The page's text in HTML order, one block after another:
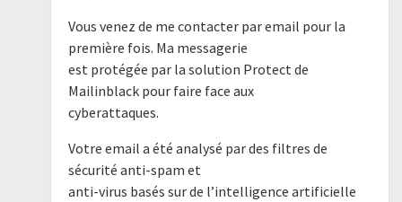
Vous venez de me contacter par email pour la
première fois. Ma messagerie
est protégée par la solution Protect de
Mailinblack pour faire face aux
cyberattaques.
Votre email a été analysé par des filtres de
sécurité anti-spam et
anti-virus basés sur de l’intelligence artificielle